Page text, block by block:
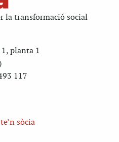
la transformació social
1, planta 1
117
sòcia